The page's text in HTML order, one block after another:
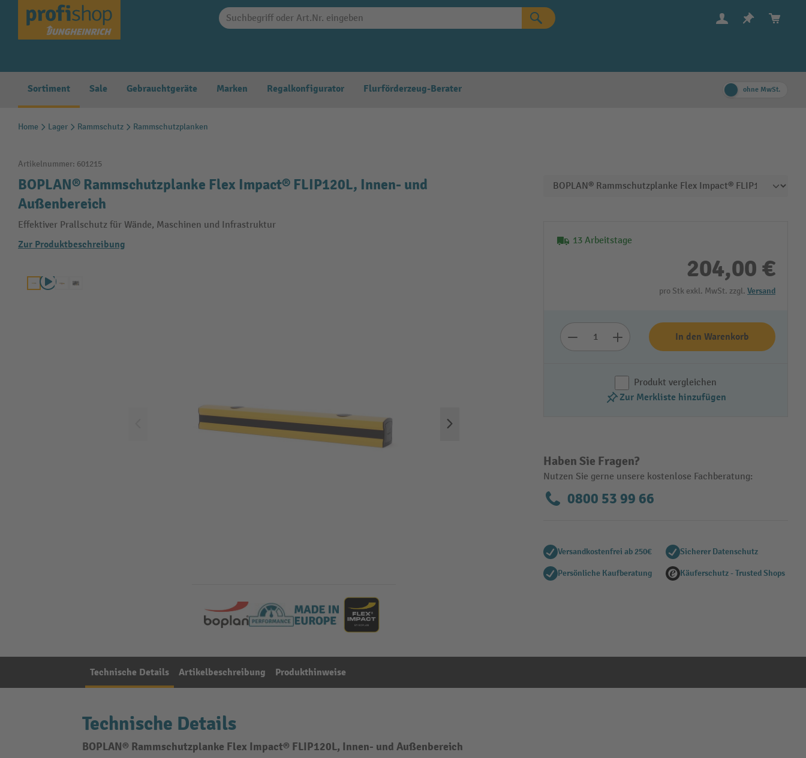
Zur Hauptnavigation springen
Sortiment Sale Gebrauchtgeräte Marken Regalkonfigurator Flurförderzeug-Berater ohne MwSt.
Home Lager Rammschutz Rammschutzplanken
Artikelnummer: 601215
BOPLAN® Rammschutzplanke Flex Impact® FLIP120L, Innen- und
Außenbereich
Effektiver Prallschutz für Wände, Maschinen und Infrastruktur
Zur Produktbeschreibung 13 Arbeitstage
204,00 €
pro Stk exkl. MwSt. zzgl. Versand
In den Warenkorb
Produkt vergleichen
Zur Merkliste hinzufügen
Haben Sie Fragen?
Nutzen Sie gerne unsere kostenlose Fachberatung:
0800 53 99 66
Versandkostenfrei ab 250€ Sicherer Datenschutz
Persönliche Kaufberatung Käuferschutz - Trusted Shops
Technische Details Artikelbeschreibung Produkthinweise
Technische Details
BOPLAN® Rammschutzplanke Flex Impact® FLIP120L, Innen- und Außenbereich